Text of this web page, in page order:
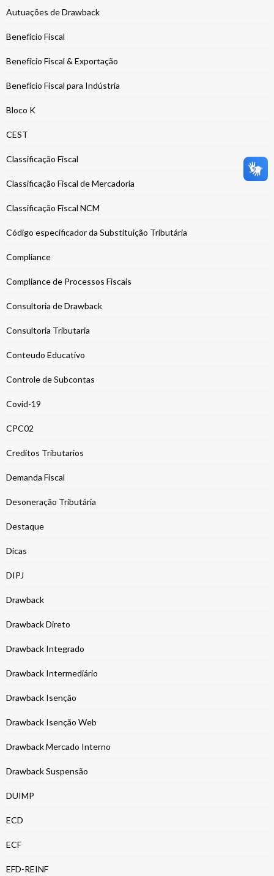
Autuações de Drawback
Benefício Fiscal
Benefício Fiscal & Exportação
Benefício Fiscal para Indústria
Bloco K
CEST
Classificação Fiscal
Classificação Fiscal de Mercadoria
Classificação Fiscal NCM
Código especificador da Substituição Tributária
Compliance
Compliance de Processos Fiscais
Consultoria de Drawback
Consultoria Tributaria
Conteudo Educativo
Controle de Subcontas
Covid-19
CPC02
Creditos Tributarios
Demanda Fiscal
Desoneração Tributária
Destaque
Dicas
DIPJ
Drawback
Drawback Direto
Drawback Integrado
Drawback Intermediário
Drawback Isenção
Drawback Isenção Web
Drawback Mercado Interno
Drawback Suspensão
DUIMP
ECD
ECF
EFD-REINF